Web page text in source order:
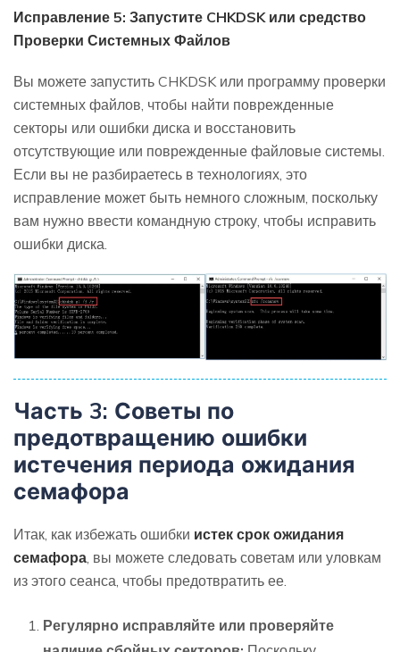
Исправление 5: Запустите CHKDSK или средство
Проверки Системных Файлов
Вы можете запустить CHKDSK или программу проверки
системных файлов, чтобы найти поврежденные
секторы или ошибки диска и восстановить
отсутствующие или поврежденные файловые системы.
Если вы не разбираетесь в технологиях, это
исправление может быть немного сложным, поскольку
вам нужно ввести командную строку, чтобы исправить
ошибки диска.
Часть 3: Советы по
предотвращению ошибки
истечения периода ожидания
семафора
Итак, как избежать ошибки истек срок ожидания
семафора, вы можете следовать советам или уловкам
из этого сеанса, чтобы предотвратить ее.
Регулярно исправляйте или проверяйте